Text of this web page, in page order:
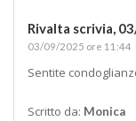
Rivalta scrivia,
03/09/2025 ore 11:44
Sentite
Scritto da: Monica